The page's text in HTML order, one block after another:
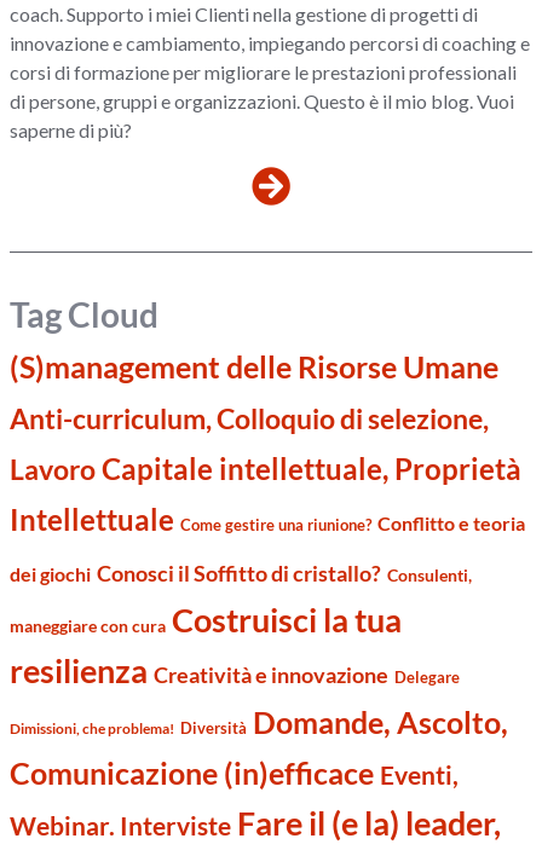
coach. Supporto i miei Clienti nella gestione di progetti di
innovazione e cambiamento, impiegando percorsi di coaching e
corsi di formazione per migliorare le prestazioni professionali
di persone, gruppi e organizzazioni. Questo è il mio blog. Vuoi
saperne di più?
Tag Cloud
(S)management delle Risorse Umane
Anti-curriculum, Colloquio di selezione,
LavoroCapitale intellettuale, Proprietà
Intellettuale Come gestire una riunione? Conflitto e teoria
dei giochi Conosci il Soffitto di cristallo? Consulenti,
maneggiare con cura Costruisci la tua
resilienza Creatività e innovazione Delegare
Dimissioni, che problema! Diversità Domande, Ascolto,
Comunicazione (in)efficace Eventi,
Webinar. Interviste Fare il (e la) leader,